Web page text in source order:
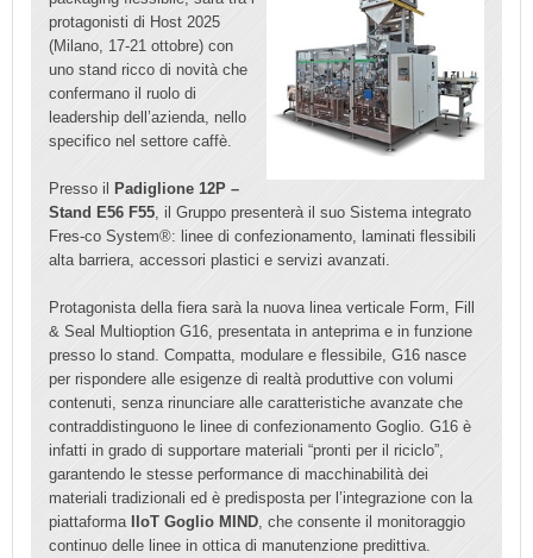
protagonisti di Host 2025
(Milano, 17-21 ottobre) con
uno stand ricco di novità che
confermano il ruolo di
leadership dell’azienda, nello
specifico nel settore caffè.
Presso il Padiglione 12P –
Stand E56 F55 , il Gruppo presenterà il suo Sistema integrato
Fres-co System®: linee di confezionamento, laminati flessibili
alta barriera, accessori plastici e servizi avanzati.
Protagonista della fiera sarà la nuova linea verticale Form, Fill
& Seal Multioption G16, presentata in anteprima e in funzione
presso lo stand. Compatta, modulare e flessibile, G16 nasce
per rispondere alle esigenze di realtà produttive con volumi
contenuti, senza rinunciare alle caratteristiche avanzate che
contraddistinguono le linee di confezionamento Goglio. G16 è
infatti in grado di supportare materiali “pronti per il riciclo”,
garantendo le stesse performance di macchinabilità dei
materiali tradizionali ed è predisposta per l’integrazione con la
piattaforma IIoT Goglio MIND , che consente il monitoraggio
continuo delle linee in ottica di manutenzione predittiva.